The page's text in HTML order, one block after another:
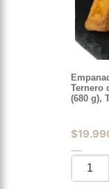
Ternero
(680 g),
$